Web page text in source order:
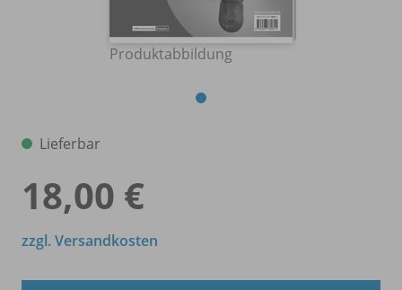
Produktabbildung
Lieferbar
18,00 €
zzgl. Versandkosten